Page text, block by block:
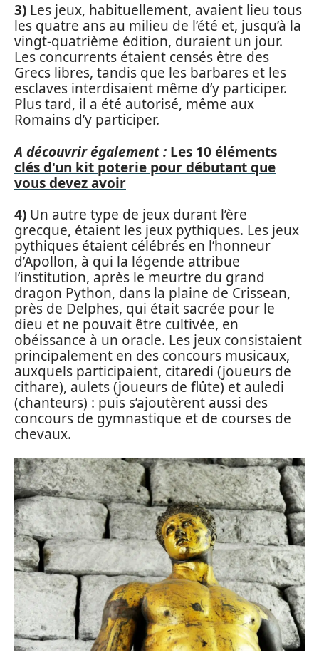
3) Les jeux, habituellement, avaient lieu tous
les quatre ans au milieu de l’été et, jusqu’à la
vingt-quatrième édition, duraient un jour.
Les concurrents étaient censés être des
Grecs libres, tandis que les barbares et les
esclaves interdisaient même d’y participer.
Plus tard, il a été autorisé, même aux
Romains d’y participer.
A découvrir également : Les 10 éléments
clés d'un kit poterie pour débutant que
vous devez avoir
4) Un autre type de jeux durant l’ère
grecque, étaient les jeux pythiques. Les jeux
pythiques étaient célébrés en l’honneur
d’Apollon, à qui la légende attribue
l’institution, après le meurtre du grand
dragon Python, dans la plaine de Crissean,
près de Delphes, qui était sacrée pour le
dieu et ne pouvait être cultivée, en
obéissance à un oracle. Les jeux consistaient
principalement en des concours musicaux,
auxquels participaient, citaredi (joueurs de
cithare), aulets (joueurs de flûte) et auledi
(chanteurs) : puis s’ajoutèrent aussi des
concours de gymnastique et de courses de
chevaux.